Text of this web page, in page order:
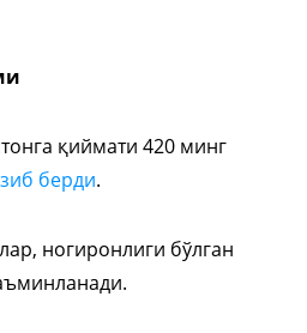
қиймати 420 минг
берди.
ногиронлиги бўлган